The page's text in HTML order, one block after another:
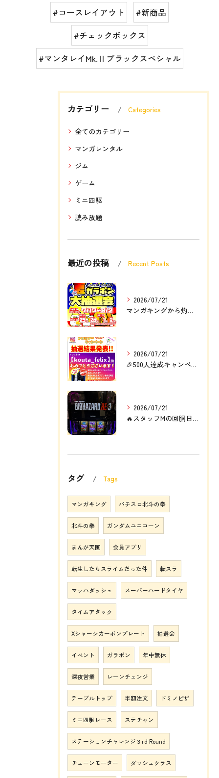
#コースレイアウト
#新商品
#チェックボックス
#マンタレイMk.Ⅱブラックスペシャル
カテゴリー Categories
全てのカテゴリー
マンガレンタル
ジム
ゲーム
ミニ四駆
読み放題
最近の投稿 Recent Posts
2026/07/21
マンガキングから灼熱の定例大イベント❗❗🎉
2026/07/21
🎉500人達成キャンペーン結果発表🎉
2026/07/21
🔥スタッフMの回胴日記🔥
タグ Tags
マンガキング パチスロ北斗の拳
北斗の拳 ガンダムユニコーン
まんが天国 会員アプリ
転生したらスライムだった件 転スラ
マッハダッシュ スーパーハードタイヤ
タイムアタック
Xシャーシカーボンプレート 抽選会
イベント ガラポン 年中無休
深夜営業 レーンチェンジ
テーブルトップ 半額注文 ドミノピザ
ミニ四駆レース ステチャン
ステーションチャレンジ３rd Round
チューンモーター ダッシュクラス